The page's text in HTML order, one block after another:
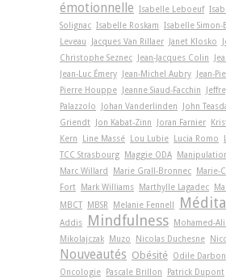
émotionnelle Isabelle Leboeuf
Solignac Isabelle Roskam Isabelle Simon-
Leveau
Jacques Van Rillaer Janet Klosko
Christophe Seznec
Jean-Jacques Colin
Jean-Luc Émery
Jean-Michel Aubry Jean-
Pierre Houppe
Jeanne Siaud-Facchin
Palazzolo
Johan Vanderlinden John
Griendt
Jon Kabat-Zinn Joran Farnier
Kern
Line Massé Lou Lubie Lucia Romo
TCC Strasbourg
Maggie ODA
Marc Willard
Marie Grall-Bronnec Marie-
Fort
Mark Williams Marthylle Lagadec
MBCT
MBSR Melanie Fennell
Addis
Mindfulness Mohamed-
Mikolajczak
Muzo Nicolas Duchesne
Nouveautés Obésité Odile Darbon
Oncologie
Pascale Brillon Patrick Dupont